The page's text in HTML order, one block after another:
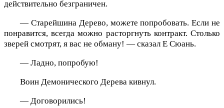
действительно безграничен.
— Старейшина Дерево, можете попробовать. Если не
понравится, всегда можно расторгнуть контракт. Столько
зверей смотрят, я вас не обману! — сказал Е Сюань.
— Ладно, попробую!
Воин Демонического Дерева кивнул.
— Договорились!